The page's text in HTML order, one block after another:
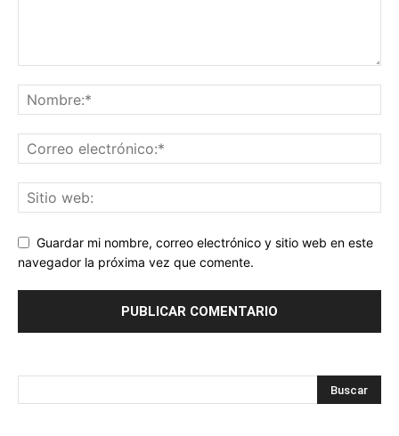
Guardar mi nombre, correo electrónico y sitio web en este
navegador la próxima vez que comente.